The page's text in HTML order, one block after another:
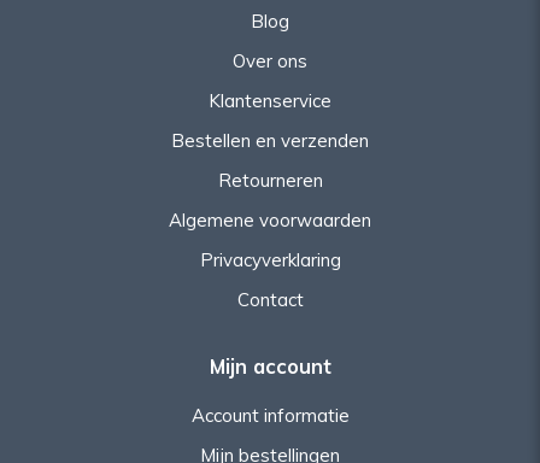
Blog
Over ons
Klantenservice
Bestellen en verzenden
Retourneren
Algemene voorwaarden
Privacyverklaring
Contact
Mijn account
Account informatie
Mijn bestellingen